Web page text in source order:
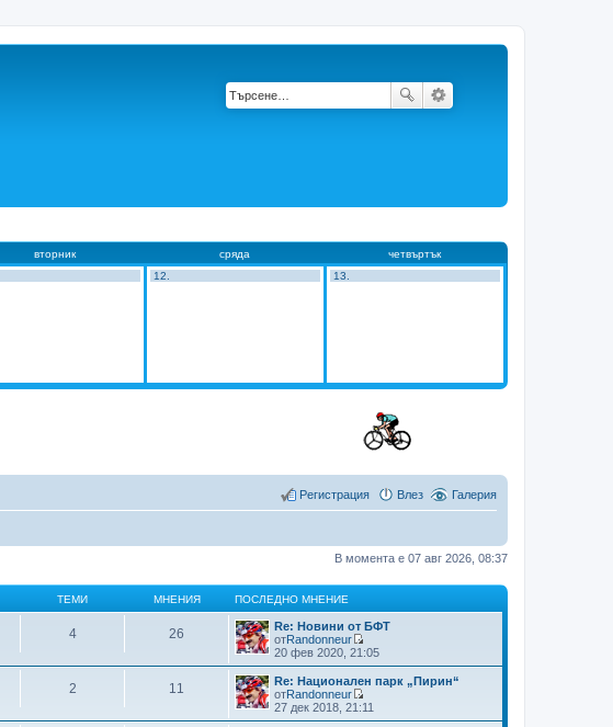
вторник сряда
четвъртък
12. 13.
Галерия
Влез
Регистрация
В момента е 07 авг 2026, 08:37
ТЕМИ МНЕНИЯ ПОСЛЕДНО МНЕНИЕ
4 26
Re: Новини от БФТ
отRandonneur
В
и
ж
п
о
с
20 фев 2020, 21:05
2 11
Re: Национален парк „Пирин“
отRandonneur
В
и
27 дек 2018, 21:11